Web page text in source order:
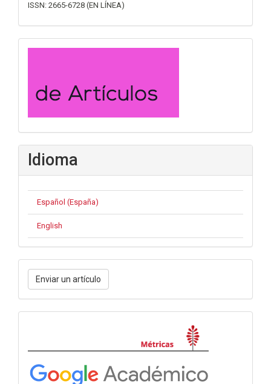
ISSN: 2665-6728 (EN LÍNEA)
convocatoria
Idioma
Español (España)
English
Enviar
un
artículo
Enviar un artículo